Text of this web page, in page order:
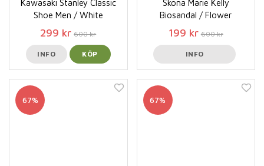
Kawasaki Stanley Classic
Shoe Men / White
299 kr 600 kr
INFO KÖP
Sköna Marie Kelly
Biosandal / Flower
199 kr 600 kr
INFO
67% 67%